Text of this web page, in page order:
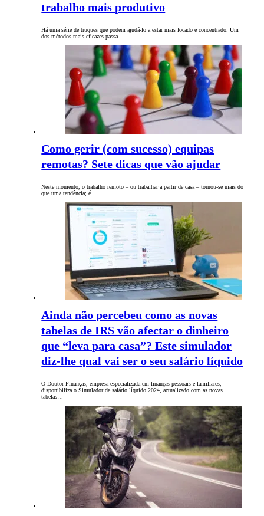
trabalho mais produtivo
Há uma série de truques que podem ajudá-lo a estar mais focado e concentrado. Um
dos métodos mais eficazes passa…
Como gerir (com sucesso) equipas
remotas? Sete dicas que vão ajudar
Neste momento, o trabalho remoto – ou trabalhar a partir de casa – tornou-se mais do
que uma tendência; é…
Ainda não percebeu como as novas
tabelas de IRS vão afectar o dinheiro
que “leva para casa”? Este simulador
diz-lhe qual vai ser o seu salário líquido
O Doutor Finanças, empresa especializada em finanças pessoais e familiares,
disponibiliza o Simulador de salário líquido 2024, actualizado com as novas
tabelas…